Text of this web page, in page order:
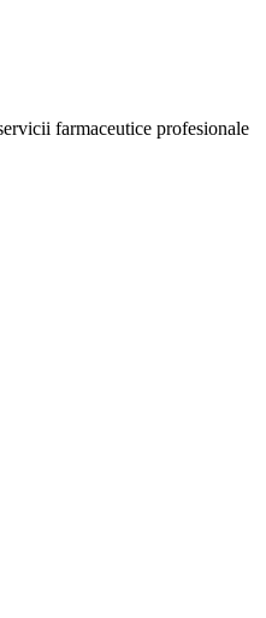
farmaceutice profesionale